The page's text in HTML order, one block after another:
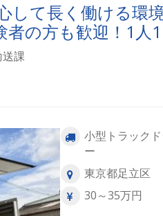
して長く働ける環
の方も歓迎！1人1
課
小型トラック
ー
東京都足立区
30～35万円